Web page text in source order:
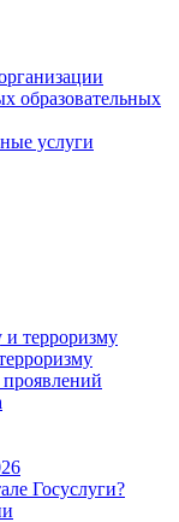
образовательных
услуги
и терроризму
Госуслуги?